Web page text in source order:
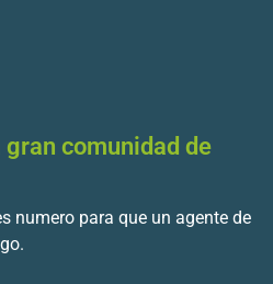
comunidad de
numero para que un agente de